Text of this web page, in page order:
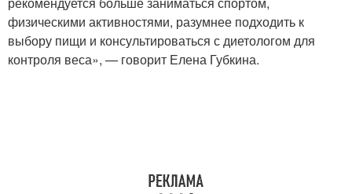
физическими активностями, разумнее подходить к
выбору пищи и консультироваться с диетологом для
контроля веса», — говорит Елена Губкина.